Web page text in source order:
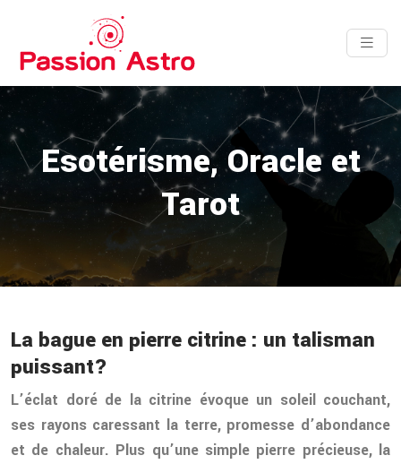
Esotérisme, Oracle et
Tarot
La bague en pierre citrine : un talisman
puissant?
L’éclat doré de la citrine évoque un soleil couchant,
ses rayons caressant la terre, promesse d’abondance
et de chaleur. Plus qu’une simple pierre précieuse, la